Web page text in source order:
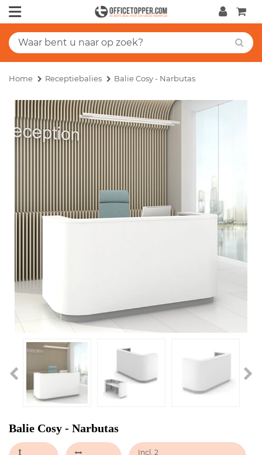
Home Receptiebalies Balie Cosy - Narbutas
Balie Cosy - Narbutas
Incl. 2